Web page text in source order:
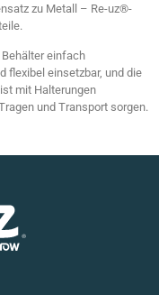
zu Metall – Re-uz®-
einfach
flexibel einsetzbar, und die
mit Halterungen
und Transport sorgen.